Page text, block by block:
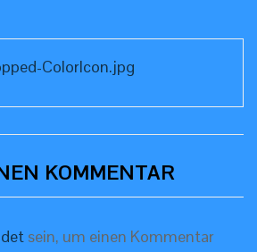
ColorIcon.jpg
KOMMENTAR
sein, um einen Kommentar